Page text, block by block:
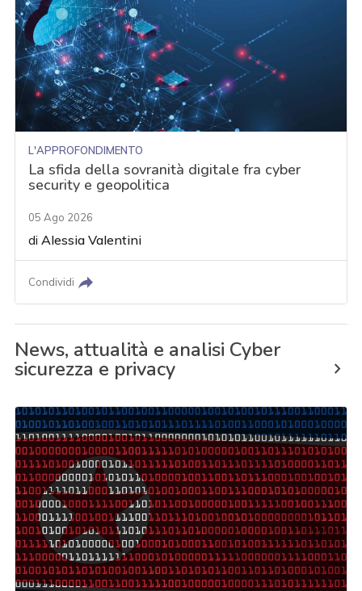
L'APPROFONDIMENTO
La sfida della sovranità digitale fra cyber
security e geopolitica
05 Ago 2026
diAlessia Valentini
Condividi
News, attualità e analisi Cyber
sicurezza e privacy